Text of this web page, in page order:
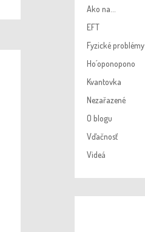
Ako na…
EFT
Fyzické problémy
Ho´oponopono
Kvantovka
Nezařazené
O blogu
Vďačnosť
Videá